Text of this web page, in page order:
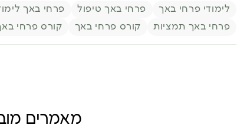
לימודי פרחי באך פרחי באך טיפול פרחי באך
פרחי באך תמציות
קורס פרחי באך קורס פרחי באך
מאמרים